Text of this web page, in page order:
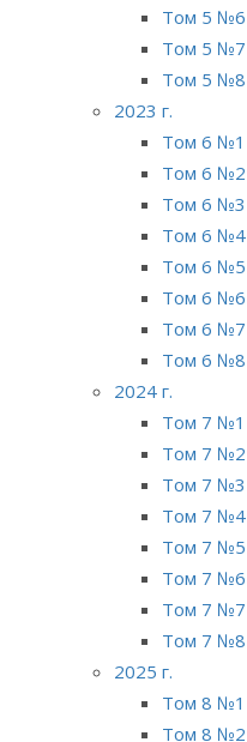
Том 5 №6
Том 5 №7
Том 5 №8
2023 г.
Том 6 №1
Том 6 №2
Том 6 №3
Том 6 №4
Том 6 №5
Том 6 №6
Том 6 №7
Том 6 №8
2024 г.
Том 7 №1
Том 7 №2
Том 7 №3
Том 7 №4
Том 7 №5
Том 7 №6
Том 7 №7
Том 7 №8
2025 г.
Том 8 №1
Том 8 №2